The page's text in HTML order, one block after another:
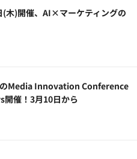
(木)開催、AI×マーケティングの
Media Innovation Conference
開催！3月10日から